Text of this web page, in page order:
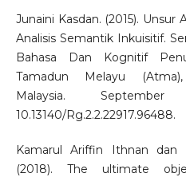
Junaini Kasdan. (2015).
Analisis Semantik Inkuisitif.
Bahasa Dan Kognitif
Tamadun Melayu
Malaysia.
10.13140/Rg.2.2.22917.96488.
Kamarul Ariffin Ithnan dan
(2018). The ultimate